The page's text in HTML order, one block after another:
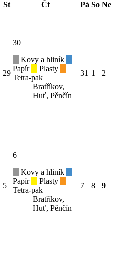
St Čt Pá So Ne
29
30
Kovy a hliník
Papír
Plasty
Tetra-pak
Bratříkov,
Huť, Pěnčín
31 1 2
5
6
Kovy a hliník
Papír
Plasty
Tetra-pak
Bratříkov,
Huť, Pěnčín
7 8 9